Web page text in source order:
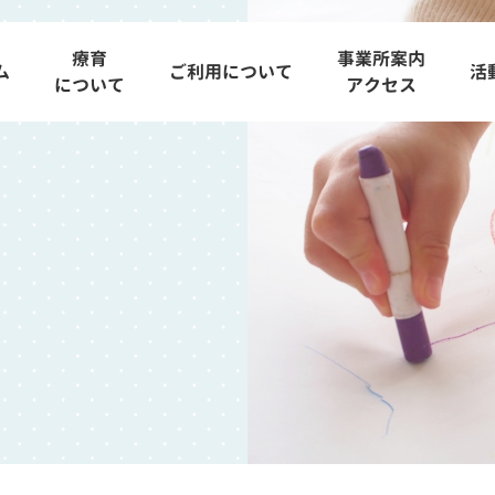
療育
について
ご利用について
事業所案内
アクセス
活